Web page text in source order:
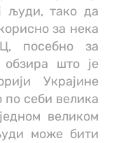
људи, тако да
за нека
посебно за
што је
Украјине
по себи велика
великом
може бити